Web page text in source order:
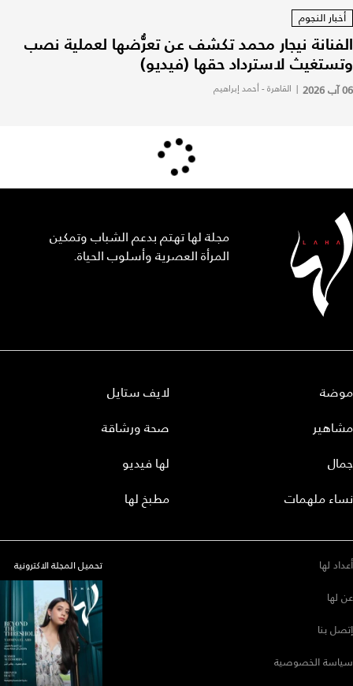
أخبار النجوم
الفنانة نيجار محمد تكشف عن تعرُّضها لعملية نصب
وتستغيث لاسترداد حقها (فيديو)
06 آب 2026 | القاهرة - أحمد إبراهيم
مجلة لها تهتم بدعم الشباب وتمكين
المرأة العصرية وأسلوب الحياة.
موضة
مشاهير
جمال
نساء ملهمات
لايف ستايل
صحة ورشاقة
لها فيديو
مطبخ لها
أعداد لها
عن لها
إتصل بنا
سياسة الخصوصية
تحميل المجلة الاكترونية